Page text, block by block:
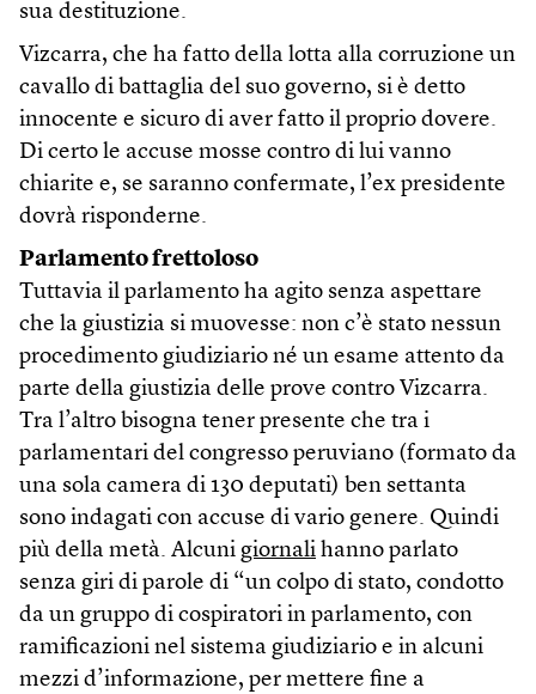
sua destituzione.
Vizcarra, che ha fatto della lotta alla corruzione un
cavallo di battaglia del suo governo, si è detto
innocente e sicuro di aver fatto il proprio dovere.
Di certo le accuse mosse contro di lui vanno
chiarite e, se saranno confermate, l’ex presidente
dovrà risponderne.
Parlamento frettoloso
Tuttavia il parlamento ha agito senza aspettare
che la giustizia si muovesse: non c’è stato nessun
procedimento giudiziario né un esame attento da
parte della giustizia delle prove contro Vizcarra.
Tra l’altro bisogna tener presente che tra i
parlamentari del congresso peruviano (formato da
una sola camera di 130 deputati) ben settanta
sono indagati con accuse di vario genere. Quindi
più della metà. Alcuni giornali hanno parlato
senza giri di parole di “un colpo di stato, condotto
da un gruppo di cospiratori in parlamento, con
ramificazioni nel sistema giudiziario e in alcuni
mezzi d’informazione, per mettere fine a